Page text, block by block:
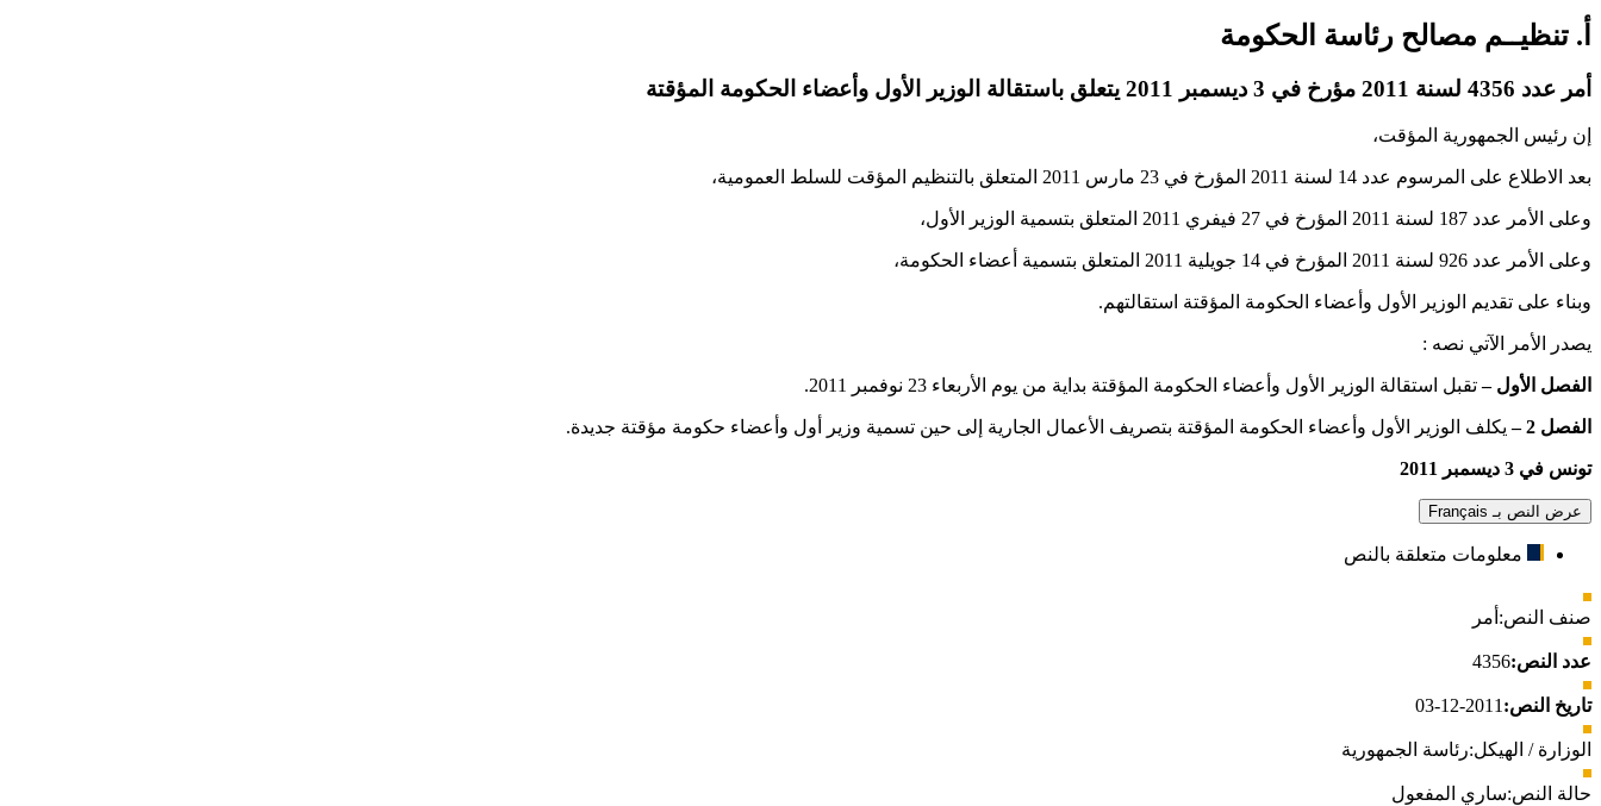
أ. تنظيــم مصالح رئاسة الحكومة
أمر عدد 4356 لسنة 2011 مؤرخ في 3 ديسمبر 2011 يتعلق باستقالة الوزير الأول وأعضاء الحكومة المؤقتة
إن رئيس الجمهورية المؤقت،
بعد الاطلاع على المرسوم عدد 14 لسنة 2011 المؤرخ في 23 مارس 2011 المتعلق بالتنظيم المؤقت للسلط العمومية،
وعلى الأمر عدد 187 لسنة 2011 المؤرخ في 27 فيفري 2011 المتعلق بتسمية الوزير الأول،
وعلى الأمر عدد 926 لسنة 2011 المؤرخ في 14 جويلية 2011 المتعلق بتسمية أعضاء الحكومة،
وبناء على تقديم الوزير الأول وأعضاء الحكومة المؤقتة استقالتهم.
يصدر الأمر الآتي نصه :
الفصل الأول – تقبل استقالة الوزير الأول وأعضاء الحكومة المؤقتة بداية من يوم الأربعاء 23 نوفمبر 2011.
الفصل 2 –يكلف الوزير الأول وأعضاء الحكومة المؤقتة بتصريف الأعمال الجارية إلى حين تسمية وزير أول وأعضاء حكومة مؤقتة جديدة.
تونس في 3 ديسمبر 2011
عرض النص بـ Français
معلومات متعلقة بالنص
صنف النص: أمر
عدد النص:4356
تاريخ النص: 2011-12-03
الوزارة / الهيكل:رئاسة الجمهورية
حالة النص:ساري المفعول